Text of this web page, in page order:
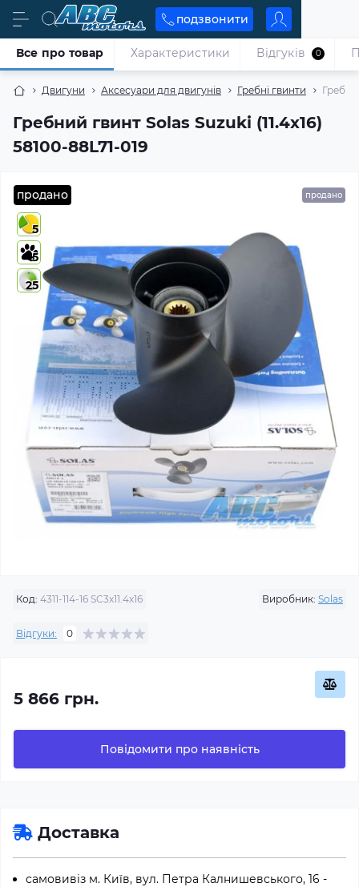
подзвонити
Двигуни Аксесуари для двигунів Гребні гвинти
Гребний гвинт Solas Suzuki (11.4x16)
58100-88L71-019
Все про товар Характеристики Відгуків 0
5
5
25
продано продано
Код: 4311-114-16 SC3x11.4x16 Виробник: Solas
Відгуки: 0
5 866 грн.
Повідомити про наявність
Доставка
самовивіз м. Київ, вул. Петра Калнишевського, 16 -